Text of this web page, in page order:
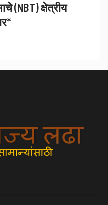
(NBT) क्षेत्रीय